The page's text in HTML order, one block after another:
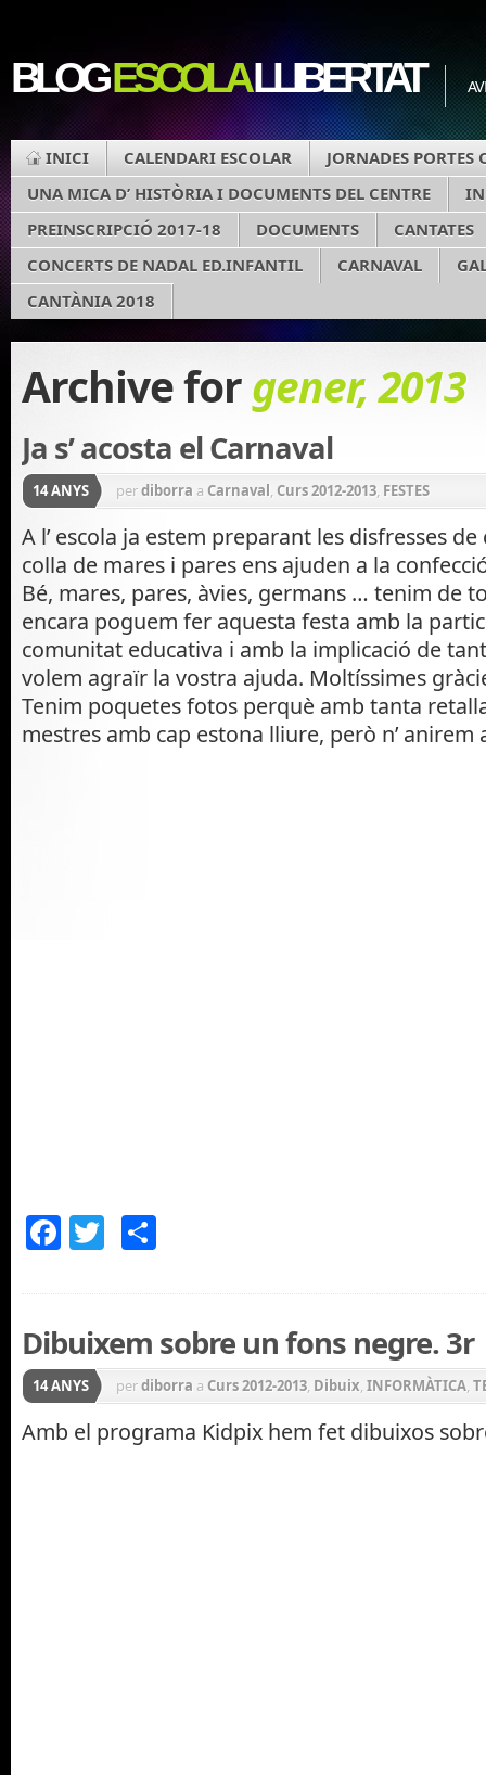
BLOGESCOLALLIBERTAT
INICI CALENDARI ESCOLAR
JORNADES PORTES
UNA MICA D’ HISTÒRIA I DOCUMENTS DEL CENTRE
PREINSCRIPCIÓ 2017-18
DOCUMENTS
CANTATES
CONCERTS DE NADAL ED.INFANTIL
CARNAVAL
CANTÀNIA 2018
Archive forgener, 2013
Ja s’ acosta el Carnaval
14 ANYS perdiborra a Carnaval, Curs 2012-2013, FESTES
A l’ escola ja estem preparant les disfresses
colla de mares i pares ens ajuden a la
Bé, mares, pares, àvies, germans … tenim de
encara poguem fer aquesta festa amb la
comunitat educativa i amb la implicació de
volem agraïr la vostra ajuda. Moltíssimes
Tenim poquetes fotos perquè amb tanta
mestres amb cap estona lliure, però n’ anirem
Facebook
Twitter
Dibuixem sobre un fons negre. 3r
14 ANYS perdiborra a Curs 2012-2013, Dibuix, INFORMÀTICA,
Amb el programa Kidpix hem fet dibuixos